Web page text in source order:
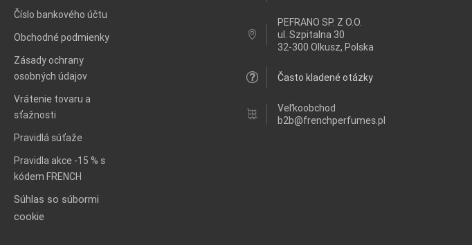
Číslo bankového účtu
Obchodné podmienky
Zásady ochrany
osobných údajov
Vrátenie tovaru a
sťažnosti
Pravidlá súťaže
Pravidla akce -15 % s
kódem FRENCH
Súhlas so súbormi
cookie
PEFRANO SP. Z O.O.
ul. Szpitalna 30
32-300 Olkusz, Polska
Často kladené otázky
Veľkoobchod
b2b@frenchperfumes.pl